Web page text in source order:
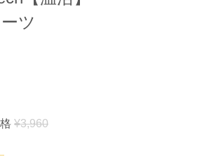
ツ
¥3,960